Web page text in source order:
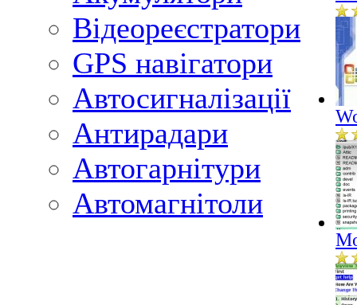
Відеореєстратори
GPS навігатори
Автосигналізації
Антирадари
Автогарнітури
Автомагнітоли